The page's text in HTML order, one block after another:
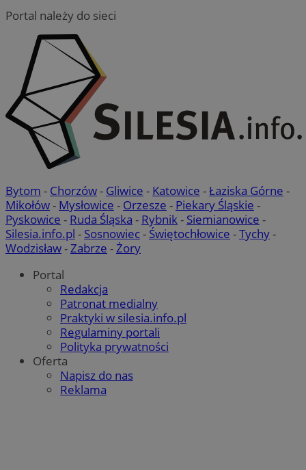
Portal należy do sieci
Bytom - Chorzów- Gliwice - Katowice -Łaziska Górne -
Mikołów- Mysłowice - Orzesze - Piekary Śląskie -
Pyskowice - Ruda Śląska - Rybnik- Siemianowice -
Silesia.info.pl - Sosnowiec- Świętochłowice -Tychy-
Wodzisław-Zabrze -Żory
Portal
Redakcja
Patronat medialny
Praktyki w silesia.info.pl
Regulaminy portali
Polityka prywatności
Oferta
Napisz do nas
Reklama